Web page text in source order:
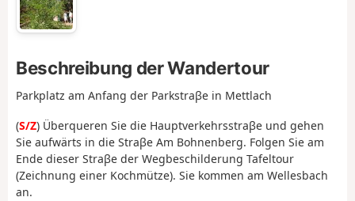
Beschreibung der Wandertour
Parkplatz am Anfang der Parkstraβe in Mettlach
(S/Z) Überqueren Sie die Hauptverkehrsstraβe und gehen
Sie aufwärts in die Straβe Am Bohnenberg. Folgen Sie am
Ende dieser Straβe der Wegbeschilderung Tafeltour
(Zeichnung einer Kochmütze). Sie kommen am Wellesbach
an.